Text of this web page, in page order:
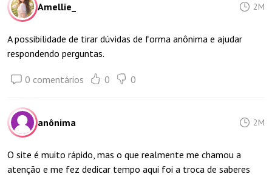
Amellie_ 2M
A possibilidade de tirar dúvidas de forma anônima e ajudar
respondendo perguntas.
0 comentários 0 0
anônima 2M
O site é muito rápido, mas o que realmente me chamou a
atenção e me fez dedicar tempo aqui foi a troca de saberes